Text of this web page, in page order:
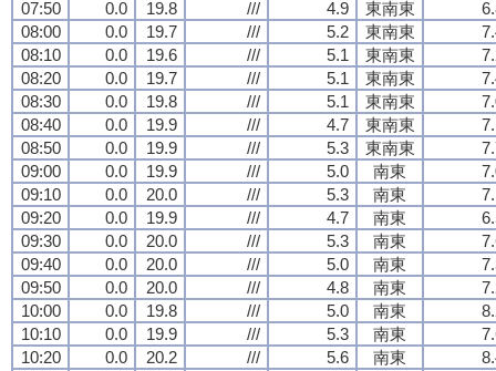
07:50
0.0 19.8 /// 4.9 東南東
08:00
0.0 19.7 /// 5.2 東南東
08:10
0.0 19.6 /// 5.1 東南東
08:20
0.0 19.7 /// 5.1 東南東
08:30
0.0 19.8 /// 5.1 東南東
08:40
0.0 19.9 /// 4.7 東南東
08:50
0.0 19.9 /// 5.3 東南東
09:00
0.0 19.9 /// 5.0 南東
09:10
0.0 20.0 /// 5.3 南東
09:20
0.0 19.9 /// 4.7 南東
09:30
0.0 20.0 /// 5.3 南東
09:40
0.0 20.0 /// 5.0 南東
09:50
0.0 20.0 /// 4.8 南東
10:00
0.0 19.8 /// 5.0 南東
10:10
0.0 19.9 /// 5.3 南東
10:20
0.0 20.2 /// 5.6 南東